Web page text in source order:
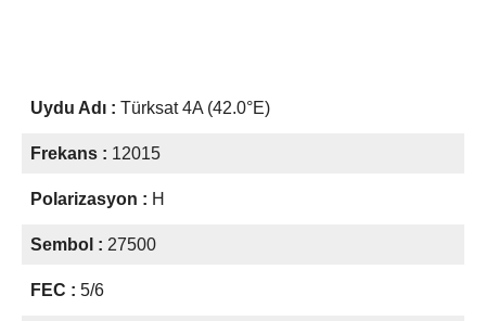
Uydu Adı : Türksat 4A (42.0°E)
Frekans : 12015
Polarizasyon : H
Sembol : 27500
FEC : 5/6